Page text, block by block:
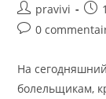
Auteur/autrice
de
pravivi
Post
Post0
На
болельщикам,